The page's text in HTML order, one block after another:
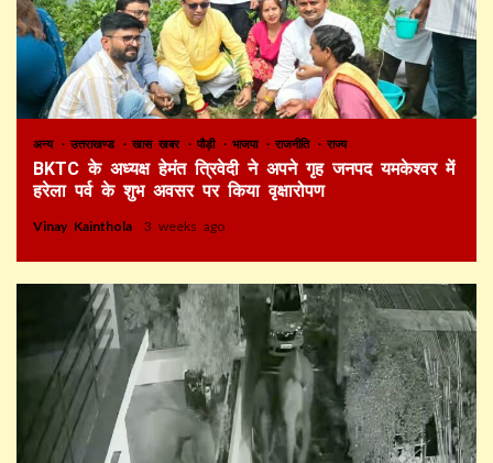
अन्य उत्तराखण्ड खास खबर पौड़ी भाजपा राजनीति राज्य
BKTC के अध्यक्ष हेमंत त्रिवेदी ने अपने गृह जनपद यमकेश्वर में
हरेला पर्व के शुभ अवसर पर किया वृक्षारोपण
Vinay Kainthola 3 weeks ago